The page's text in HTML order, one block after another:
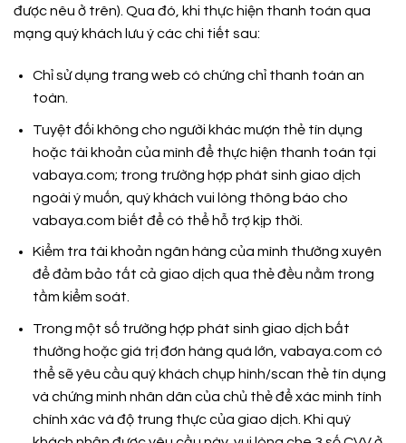
được nêu ở trên). Qua đó, khi thực hiện thanh toán qua
mạng quý khách lưu ý các chi tiết sau:
Chỉ sử dụng trang web có chứng chỉ thanh toán an
toàn.
Tuyệt đối không cho người khác mượn thẻ tín dụng
hoặc tài khoản của mình để thực hiện thanh toán tại
vabaya.com; trong trường hợp phát sinh giao dịch
ngoài ý muốn, quý khách vui lòng thông báo cho
vabaya.com biết để có thể hỗ trợ kịp thời.
Kiểm tra tài khoản ngân hàng của mình thường xuyên
để đảm bảo tất cả giao dịch qua thẻ đều nằm trong
tầm kiểm soát.
Trong một số trường hợp phát sinh giao dịch bất
thường hoặc giá trị đơn hàng quá lớn, vabaya.com có
thể sẽ yêu cầu quý khách chụp hình/scan thẻ tín dụng
và chứng minh nhân dân của chủ thẻ để xác minh tính
chính xác và độ trung thực của giao dịch. Khi quý